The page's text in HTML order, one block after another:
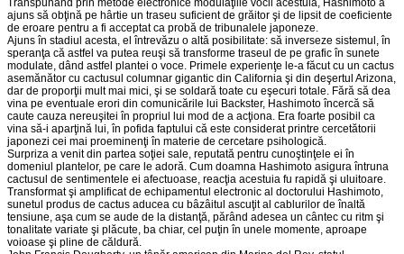
Transpunând prin metode electronice modulaţiile vocii acestuia, Hashimoto a
ajuns să obţină pe hârtie un traseu suficient de grăitor şi de lipsit de coeficiente
de eroare pentru a fi acceptat ca probă de tribunalele japoneze.
Ajuns în stadiul acesta, el întrevăzu o altă posibilitate: să inverseze sistemul, în
speranţa că astfel va putea reuşi să transforme traseul de pe grafic în sunete
modulate, dând astfel plantei o voce. Primele experienţe le-a făcut cu un cactus
asemănător cu cactusul columnar gigantic din California şi din deşertul Arizona,
dar de proporţii mult mai mici, şi se soldară toate cu eşecuri totale. Fără să dea
vina pe eventuale erori din comunicările lui Backster, Hashimoto încercă să
caute cauza nereuşitei în propriul lui mod de a acţiona. Era foarte posibil ca
vina să-i aparţină lui, în pofida faptului că este considerat printre cercetătorii
japonezi cei mai proeminenţi în materie de cercetare psihologică.
Surpriza a venit din partea soţiei sale, reputată pentru cunoştinţele ei în
domeniul plantelor, pe care le adoră. Cum doamna Hashimoto asigura întruna
cactusul de sentimentele ei afectuoase, reacţia acestuia fu rapidă şi uluitoare.
Transformat şi amplificat de echipamentul electronic al doctorului Hashimoto,
sunetul produs de cactus aducea cu bâzâitul ascuţit al cablurilor de înaltă
tensiune, aşa cum se aude de la distanţă, părând adesea un cântec cu ritm şi
tonalitate variate şi plăcute, ba chiar, cel puţin în unele momente, aproape
voioase şi pline de căldură.